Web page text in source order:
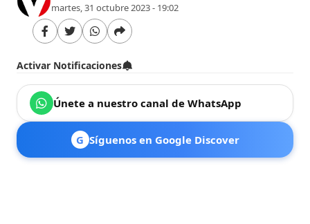
martes, 31 octubre 2023 - 19:02
Activar Notificaciones
Únete a nuestro canal de WhatsApp
G Síguenos en Google Discover